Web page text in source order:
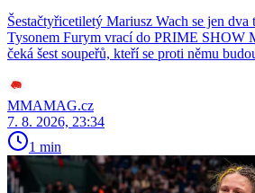
Šestačtyřicetiletý Mariusz Wach se jen dva
Tysonem Furym vrací do PRIME SHOW
čeká šest soupeřů, kteří se proti němu
MMAMAG.cz
7. 8. 2026, 23:34
1 min